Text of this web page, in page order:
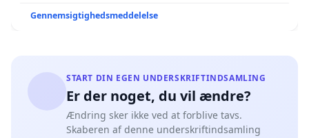
Gennemsigtighedsmeddelelse
START DIN EGEN UNDERSKRIFTINDSAMLING
Er der noget, du vil ændre?
Ændring sker ikke ved at forblive tavs.
Skaberen af denne underskriftindsamling